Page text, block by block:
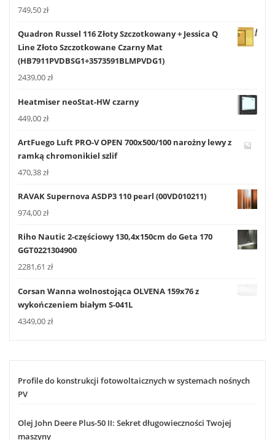
749,50zł
Quadron Russel 116 Złoty Szczotkowany + Jessica Q
Line Złoto Szczotkowane Czarny Mat
(HB7911PVDBSG1+3573591BLMPVDG1)
2439,00zł
Heatmiser neoStat-HW czarny
449,00zł
ArtFuego Luft PRO-V OPEN 700x500/100 narożny lewy z
ramką chromonikiel szlif
470,38zł
RAVAK Supernova ASDP3 110 pearl (00VD010211)
974,00zł
Riho Nautic 2-częściowy 130,4x150cm do Geta 170
GGT0221304900
2281,61 zł
Corsan Wanna wolnostojąca OLVENA 159x76 z
wykończeniem białym S-041L
4349,00zł
Profile do konstrukcji fotowoltaicznych w systemach nośnych
PV
Olej John Deere Plus-50 II: Sekret długowieczności Twojej
maszyny